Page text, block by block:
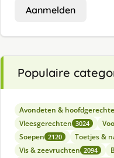
Aanmelden
Populaire
Avondeten &
Vleesgerechten 3024
Soepen 2120 Toetjes &
Vis & zeevruchten 2094